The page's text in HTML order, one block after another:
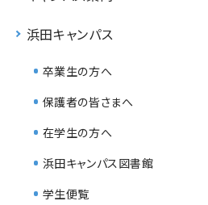
浜田キャンパス
卒業生の方へ
保護者の皆さまへ
在学生の方へ
浜田キャンパス図書館
学生便覧